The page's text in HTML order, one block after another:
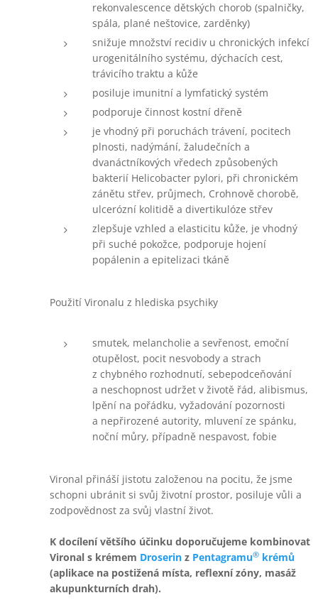
rekonvalescence dětských chorob (spalničky,
spála, plané neštovice, zarděnky)
snižuje množství recidiv u chronických infekcí
urogenitálního systému, dýchacích cest,
trávicího traktu a kůže
posiluje imunitní a lymfatický systém
podporuje činnost kostní dřeně
je vhodný při poruchách trávení, pocitech
plnosti, nadýmání, žaludečních a
dvanáctníkových vředech způsobených
bakterií Helicobacter pylori, při chronickém
zánětu střev, průjmech, Crohnově chorobě,
ulcerózní kolitidě a divertikulóze střev
zlepšuje vzhled a elasticitu kůže, je vhodný
při suché pokožce, podporuje hojení
popálenin a epitelizaci tkáně
Použití Vironalu z hlediska psychiky
smutek, melancholie a sevřenost, emoční
otupělost, pocit nesvobody a strach
z chybného rozhodnutí, sebepodceňování
a neschopnost udržet v životě řád, alibismus,
lpění na pořádku, vyžadování pozornosti
a nepřirozené autority, mluvení ze spánku,
noční můry, případně nespavost, fobie
Vironal přináší jistotu založenou na pocitu, že jsme
schopni ubránit si svůj životní prostor, posiluje vůli a
zodpovědnost za svůj vlastní život.
K docílení většího účinku doporučujeme kombinovat
Vironal s krémem Droserin z Pentagramu® krémů
(aplikace na postižená místa, reflexní zóny, masáž
akupunkturních drah).